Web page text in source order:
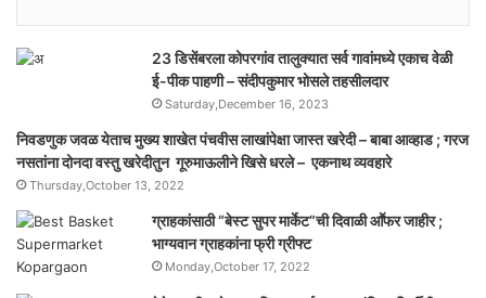
23 डिसेंबरला कोपरगांव तालुक्‍यात सर्व गावांमध्ये एकाच वेळी
ई-पीक पाहणी – संदीपकुमार भोसले तहसीलदार
Saturday,December 16, 2023
निवडणुक जवळ येताच मुख्य शाखेत पंचवीस लाखांपेक्षा जास्त खरेदी – बाबा आव्हाड ; गरज
नसतांना दोनदा वस्तु खरेदीतुन गूरुमाऊलीने खिसे धरले – एकनाथ व्यवहारे
Thursday,October 13, 2022
ग्राहकांसाठी “बेस्ट सुपर मार्केट”ची दिवाळी आॕफर जाहीर ;
भाग्यवान ग्राहकांना फ्री ग्रीफ्ट
Monday,October 17, 2022